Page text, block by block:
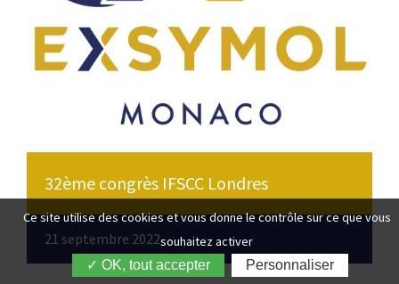
32ème congrès IFSCC Londres
21 septembre 2022
Ce site utilise des cookies et vous donne le contrôle sur ce que vous
souhaitez activer
✓ OK, tout accepter Personnaliser